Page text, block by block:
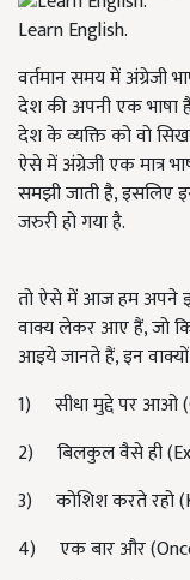
Learn English.
वर्तमान समय में अंग्रेजी
देश की अपनी एक भाषा
देश के व्यक्ति को वो
ऐसे में अंग्रेजी एक मात्र
समझी जाती है,इसलिए
जरुरी हो गया है.
तो ऐसे में आज हम अपने
वाक्य लेकर आए हैं,जो
आइये जानते हैं,इन
1) सीधा मुद्दे पर आओ (
2) बिलकुल वैसे ही (
3) कोशिश करते रहो (
4) एक बार और (